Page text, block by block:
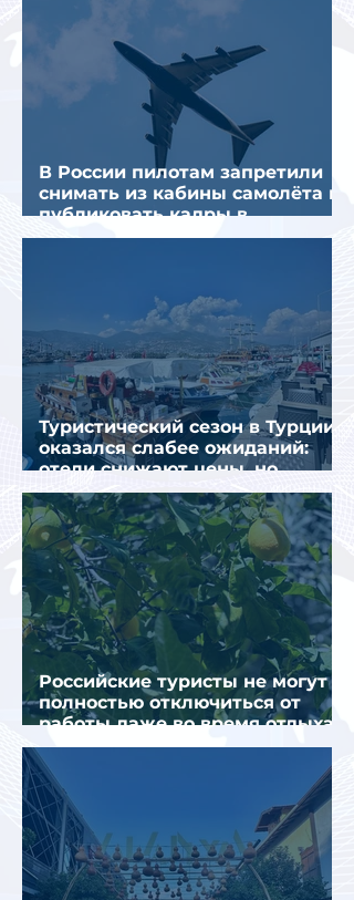
В России пилотам запретили
снимать из кабины самолёта и
публиковать кадры в
интернете
Туристический сезон в Турции
оказался слабее ожиданий:
отели снижают цены, но
загрузка остается низкой
Российские туристы не могут
полностью отключиться от
работы даже во время отдыха
в Турции